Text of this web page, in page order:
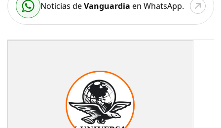
Noticias deVanguardia en WhatsApp.